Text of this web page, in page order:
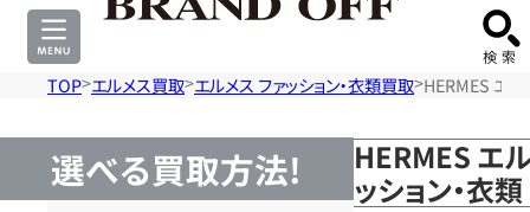
TOP エルメス買取 エルメス ファッション・衣類買取 HERMES エル
選べる買取方法!
HERMES エ
ッション・衣